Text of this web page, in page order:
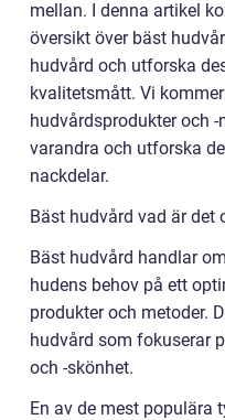
mellan. I denna artikel
översikt över bäst
hudvård och utforska
kvalitetsmått. Vi
hudvårdsprodukter och
varandra och utforska
nackdelar.
Bäst hudvård vad är det
Bäst hudvård handlar
hudens behov på ett
produkter och metoder.
hudvård som fokuserar
och -skönhet.
En av de mest populära